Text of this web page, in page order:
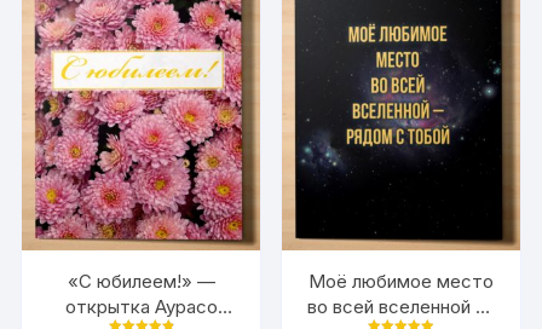
«С юбилеем!» —
открытка Аурасо
Моё любимое место
во всей вселенной —